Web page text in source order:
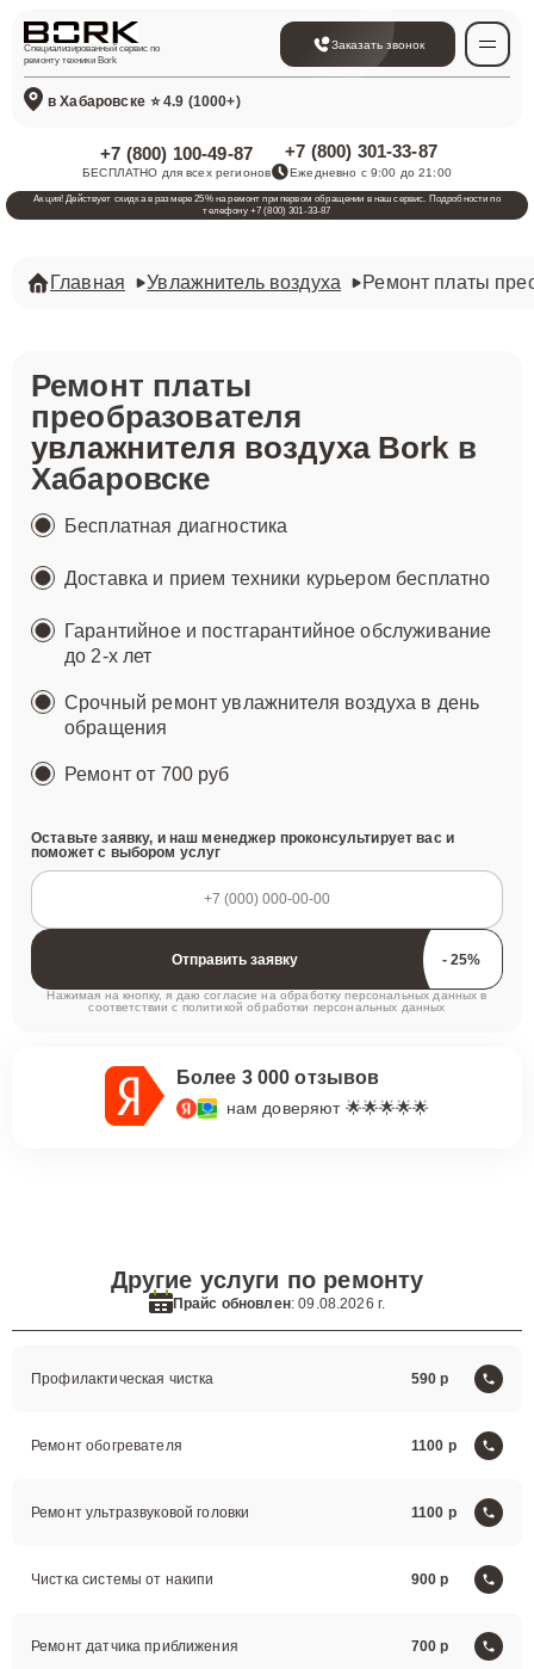
Специализированный сервис по
ремонту техники Bork
Заказать звонок
в Хабаровске ⭐ 4.9 (1000+)
+7 (800) 100-49-87
БЕСПЛАТНО для всех регионов
+7 (800) 301-33-87
Ежедневно с 9:00 до 21:00
Акция! Действует скидка в размере 25% на ремонт при первом обращении в наш сервис. Подробности по
телефону +7 (800) 301-33-87
Главная Увлажнитель воздуха Ремонт платы
Ремонт платы
преобразователя
увлажнителя воздуха Borkв
Хабаровске
Бесплатная диагностика
Доставка и прием техники курьером бесплатно
Гарантийное и постгарантийное обслуживание
до 2-х лет
Срочный ремонт увлажнителя воздуха в день
обращения
Ремонтот 700 руб
Оставьте заявку, и наш менеджер проконсультирует вас и
поможет с выбором услуг
Отправить заявку
Нажимая на кнопку, я даю согласие на обработку персональных данных в
соответствии с политикой обработки персональных данных
Более 3 000 отзывов
нам доверяют 🌟🌟🌟🌟🌟
Другие услуги по ремонту
Прайс обновлен: 09.08.2026 г.
Профилактическая чистка 590
Ремонт обогревателя 1100
Ремонт ультразвуковой головки 1100
Чистка системы от накипи 900
Ремонт датчика приближения 700